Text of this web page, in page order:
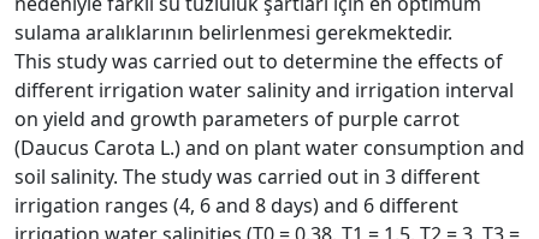
sulama aralıklarının belirlenmesi gerekmektedir.
This study was carried out to determine the effects of
different irrigation water salinity and irrigation interval
on yield and growth parameters of purple carrot
(Daucus Carota L.) and on plant water consumption and
soil salinity. The study was carried out in 3 different
irrigation ranges (4, 6 and 8 days) and 6 different